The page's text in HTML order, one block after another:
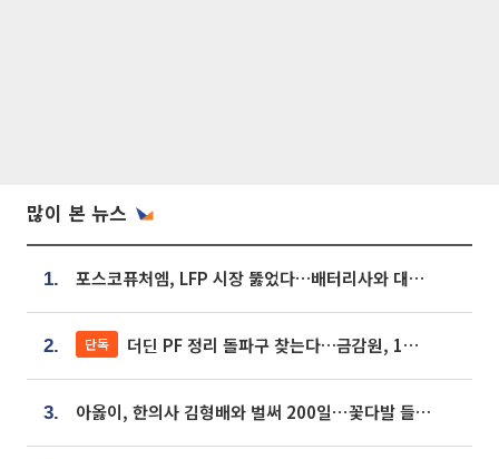
많이 본 뉴스
1. 포스코퓨처엠, LFP 시장 뚫었다…배터리사와 대규모 장기 공급 합의
2. 단독 더딘 PF 정리 돌파구 찾는다…금감원, 1년 반 만에 매각설명회 재개
3. 아옳이, 한의사 김형배와 벌써 200일⋯꽃다발 들고 "프러포즈 아냐"